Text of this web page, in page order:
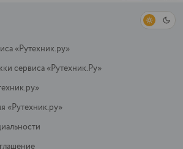
«Рутехник.ру»
сервиса «Рутехник.Ру»
«Рутехник.ру»